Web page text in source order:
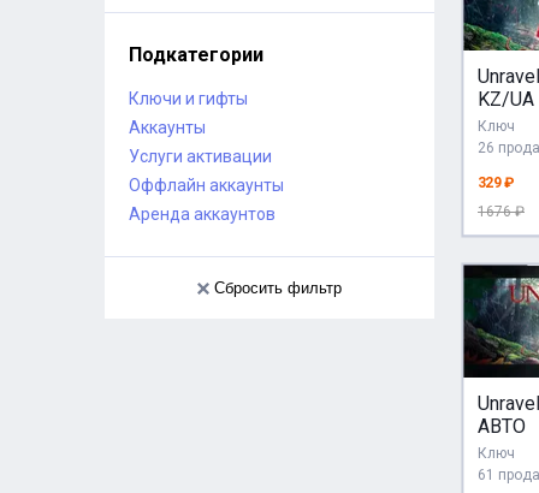
Подкатегории
Ключи и гифты
Аккаунты
Услуги активации
Оффлайн аккаунты
Аренда аккаунтов
Сбросить фильтр
KZ/UA
Ключ
26
329 ₽
1676 ₽
АВТО
Ключ
61